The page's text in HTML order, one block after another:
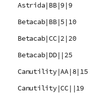
Astrida|BB|9|9
Betacab|BB|5|10
Betacab|CC|2|20
Betacab|DD||25
Canutility|AA|8|15
Canutility|CC||19